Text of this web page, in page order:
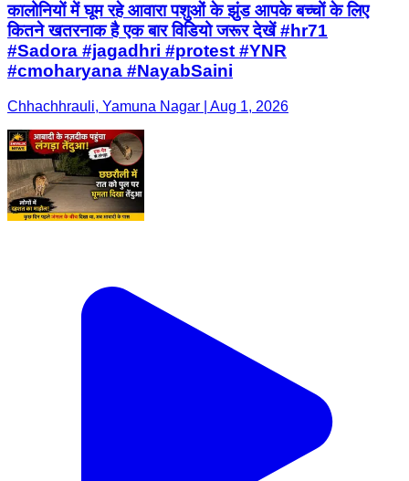
कालोनियों में घूम रहे आवारा पशुओं के झुंड आपके बच्चों के लिए
कितने खतरनाक है एक बार विडियो जरूर देखें #hr71
#Sadora #jagadhri #protest #YNR
#cmoharyana #NayabSaini
Chhachhrauli, Yamuna Nagar | Aug 1, 2026